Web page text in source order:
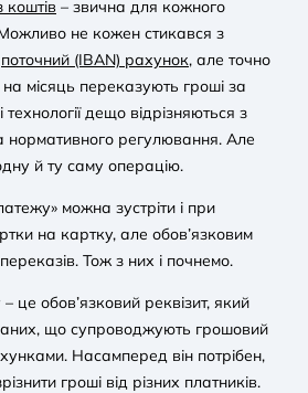
коштів – звична для кожного
не кожен стикався з
поточний (IBAN) рахунок, але точно
на місяць переказують гроші за
дещо відрізняються з
нормативного регулювання. Але
й ту саму операцію.
можна зустріти і при
на картку, але обов’язковим
Тож з них і почнемо.
це обов’язковий реквізит, який
що супроводжують грошовий
Насамперед він потрібен,
гроші від різних платників.